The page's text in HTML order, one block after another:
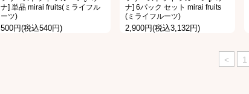
ナ] 単品 mirai fruits(ミライフル
ーツ)
500円(税込540円)
ナ] 6パック セット mirai fruits
(ミライフルーツ)
2,900円(税込3,132円)
< 1